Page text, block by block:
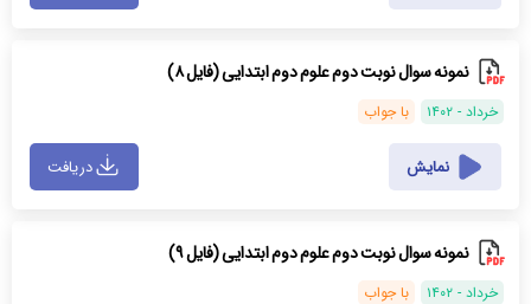
نمونه سوال نوبت دوم علوم دوم ابتدایی (فایل ۸)
خرداد - ۱۴۰۲ با جواب
نمایش دریافت
نمونه سوال نوبت دوم علوم دوم ابتدایی (فایل ۹)
خرداد - ۱۴۰۲ با جواب